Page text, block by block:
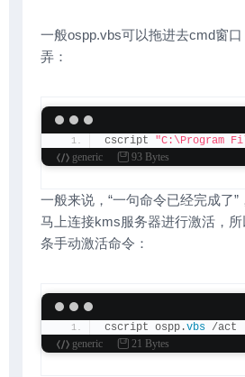
一般ospp.vbs可以拖进去cmd窗
弄：
cscript "C:\Program
generic
93 Bytes
一般来说，“一句命令已经完成了”
马上连接kms服务器进行激活，
条手动激活命令：
cscript ospp.vbs /act
generic
21 Bytes